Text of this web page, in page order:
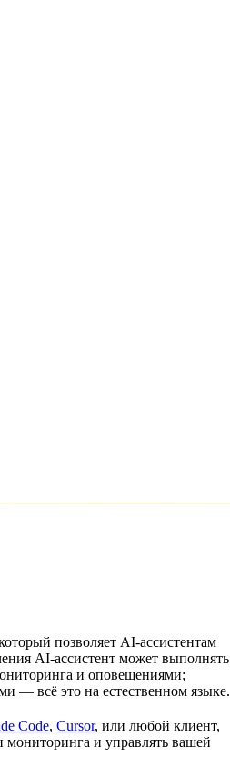
позволяет AI-ассистентам
AI-ассистент может выполнять
и оповещениями;
— всё это на естественном языке.
Code, Cursor, или любой клиент,
мониторинга и управлять вашей